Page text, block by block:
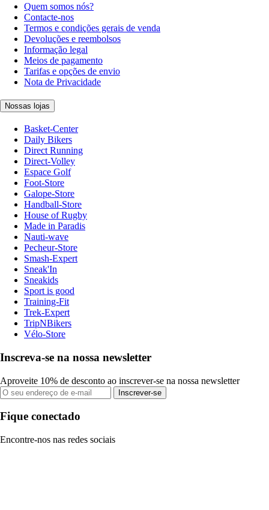
Quem somos nós?
Contacte-nos
Termos e condições gerais de venda
Devoluções e reembolsos
Informação legal
Meios de pagamento
Tarifas e opções de envio
Nota de Privacidade
Nossas lojas
Basket-Center
Daily Bikers
Direct Running
Direct-Volley
Espace Golf
Foot-Store
Galope-Store
Handball-Store
House of Rugby
Made in Paradis
Nauti-wave
Pecheur-Store
Smash-Expert
Sneak'In
Sneakids
Sport is good
Training-Fit
Trek-Expert
TripNBikers
Vélo-Store
Inscreva-se na nossa newsletter
Aproveite 10% de desconto ao inscrever-se na nossa newsletter
Inscrever-se
Fique conectado
Encontre-nos nas redes sociais